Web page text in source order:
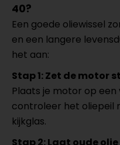
40?
Een goede oliewissel
en een langere
het aan:
Stap 1: Zet de motor
Plaats je motor op
controleer het oliepeil
kijkglas.